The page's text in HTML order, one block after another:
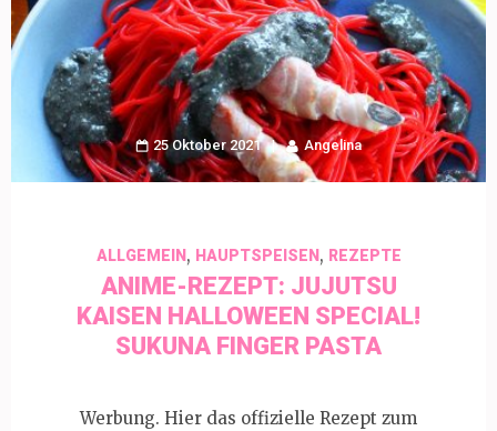
25 Oktober 2021 Angelina
ALLGEMEIN, HAUPTSPEISEN, REZEPTE
ANIME-REZEPT: JUJUTSU
KAISEN HALLOWEEN SPECIAL!
SUKUNA FINGER PASTA
Werbung. Hier das offizielle Rezept zum